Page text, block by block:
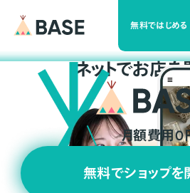
無料ではじめる
ネットでお店を
月額費用0
無料でショップを